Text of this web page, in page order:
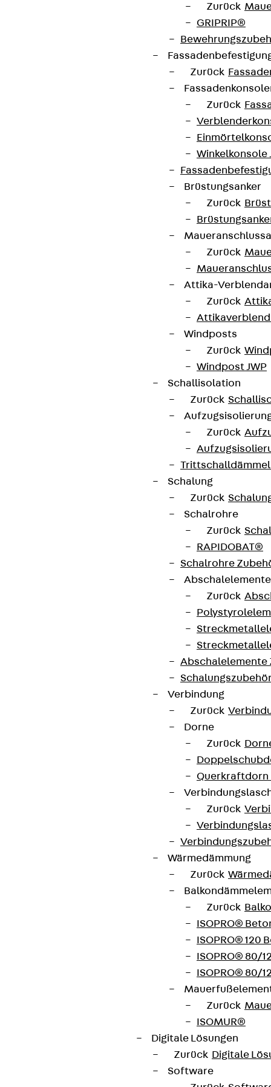
Zurück
GRIPRIP®
Zurück
Zurück
Winkelkonsole
Brüstungsanker
Zurück
Zurück
Attika-
Zurück
Windposts
Zurück
Windpost JWP
Schallisolation
Zurück
Zurück
Schalung
Zurück
Schalrohre
Zurück
RAPIDOBAT®
Schalrohre
Zurück
Abschalelemente
Verbindung
Zurück
Dorne
Zurück
Querkraftdorn
Zurück
Wärmedämmung
Zurück
Zurück
ISOPRO®
ISOPRO® 120
ISOPRO® 80/
ISOPRO® 80/
Zurück
ISOMUR®
Digitale Lösungen
Zurück Digitale
Software
Produktneuheiten, Referenzen und aktuellen
Partner von Anfang bis Zukunft.